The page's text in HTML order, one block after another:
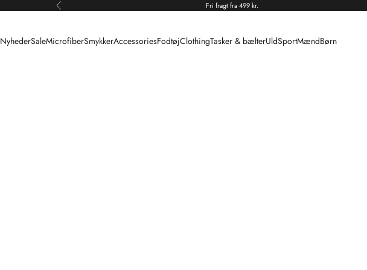
Forrige Fri fragt fra 499 kr.
NyhederSaleMicrofiberSmykkerAccessoriesFodtøjClothingTasker & bælterUldSportMændBørn